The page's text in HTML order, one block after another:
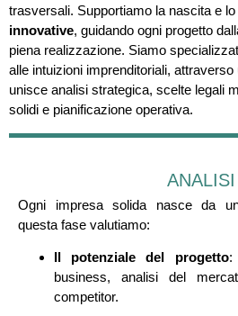
trasversali. Supportiamo la nascita e
innovative, guidando ogni progetto
piena realizzazione. Siamo
alle intuizioni imprenditoriali,
unisce analisi strategica, scelte legali
solidi e pianificazione operativa.
ANALISI
Ogni impresa solida nasce da
questa fase valutiamo:
Il potenziale del progetto:
business, analisi del
competitor.